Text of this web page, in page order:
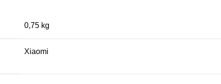
0,75 kg
Xiaomi